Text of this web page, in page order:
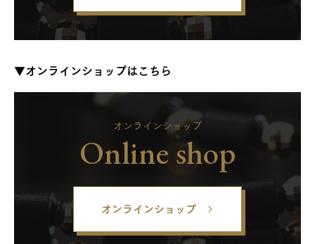
▼オンラインショップはこちら
オンラインショップ
Online shop
オンラインショップ